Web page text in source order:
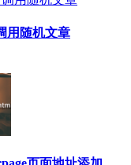
用随机文章